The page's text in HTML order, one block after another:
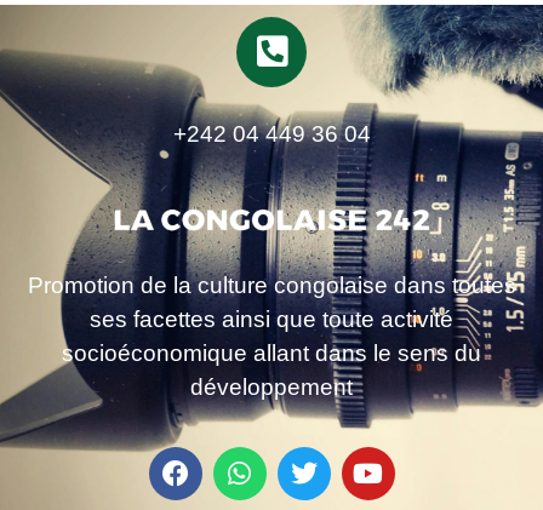
+242 04 449 36 04
Promotion de la culture congolaise dans toutes
ses facettes ainsi que toute activité
socioéconomique allant dans le sens du
développement